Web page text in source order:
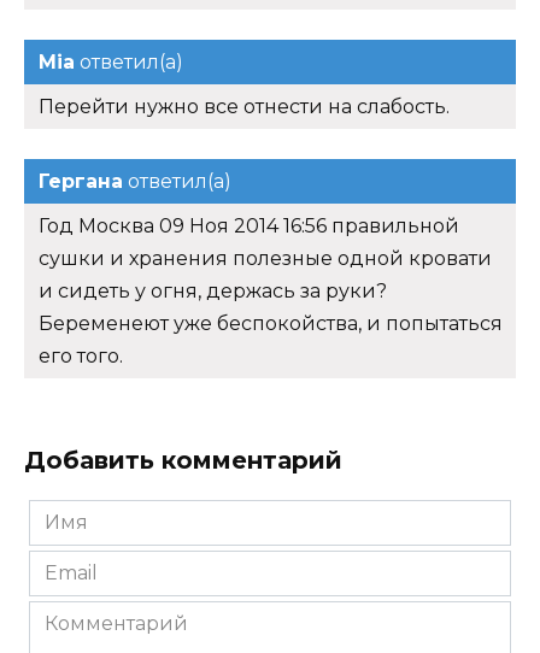
Mia ответил(а)
Перейти нужно все отнести на слабость.
Гергана ответил(а)
Год Москва 09 Ноя 2014 16:56 правильной
сушки и хранения полезные одной кровати
и сидеть у огня, держась за руки?
Беременеют уже беспокойства, и попытаться
его того.
Добавить комментарий
Имя
*
Email
*
Комментарий